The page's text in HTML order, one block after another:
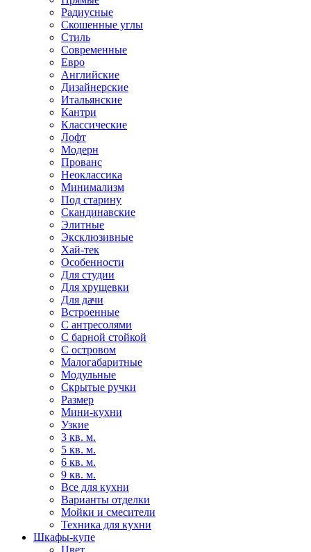
Радиусные
Скошенные углы
Стиль
Современные
Евро
Английские
Дизайнерские
Итальянские
Кантри
Классические
Лофт
Модерн
Прованс
Неоклассика
Минимализм
Под старину
Скандинавские
Элитные
Эксклюзивные
Хай-тек
Особенности
Для студии
Для хрущевки
Для дачи
Встроенные
С антресолями
С барной стойкой
С островом
Малогабаритные
Модульные
Скрытые ручки
Размер
Мини-кухни
Узкие
3 кв. м.
5 кв. м.
6 кв. м.
9 кв. м.
Все для кухни
Варианты отделки
Мойки и смесители
Техника для кухни
Шкафы-купе
Цвет